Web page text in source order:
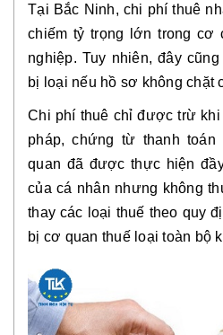
Tại Bắc Ninh, chi phí thuê
chiếm tỷ trọng lớn trong cơ
nghiệp. Tuy nhiên, đây
bị loại nếu hồ sơ không chặt
Chi phí thuê chỉ được trừ
pháp, chứng từ thanh
quan đã được thực hiện
của cá nhân nhưng không
thay các loại thuế theo quy
bị cơ quan thuế loại toàn bộ